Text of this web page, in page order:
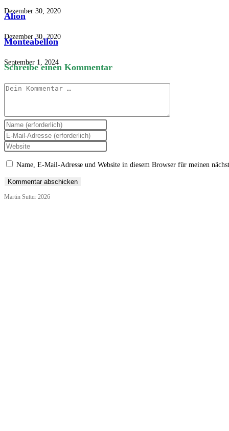
Dezember 30, 2020
Alion
Dezember 30, 2020
Monteabellón
September 1, 2024
Schreibe einen Kommentar
Kommentar
Gib
deinen
Namen
oder
Benutzernamen
Kommentieren
Gib
deine
E-
Mail-
zum
Kommentieren
Gib
Website-
ein
(optional)
Name, E-Mail-Adresse und Website in diesem Browser für meinen
Martin Sutter 2026